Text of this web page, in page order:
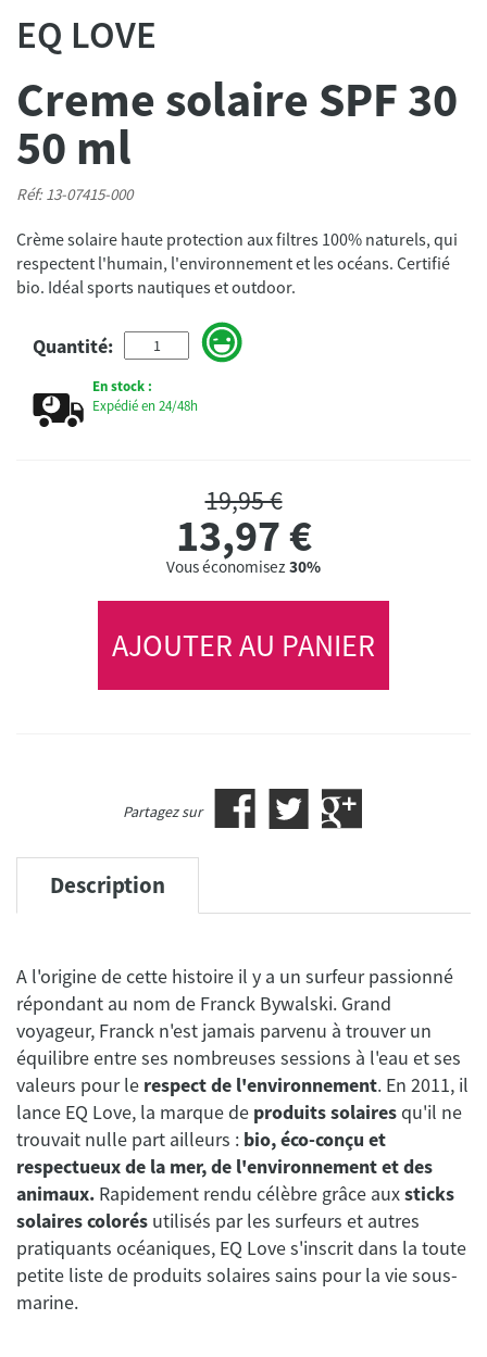
EQ LOVE
Creme solaire SPF 30
50 ml
Réf: 13-07415-000
Crème solaire haute protection aux filtres 100% naturels, qui
respectent l'humain, l'environnement et les océans. Certifié
bio. Idéal sports nautiques et outdoor.
Quantité:
En stock :
Expédié en 24/48h
19,95 €
13,97€
Vous économisez 30%
AJOUTER AU PANIER
Partagez sur
Description
A l'origine de cette histoire il y a un surfeur passionné
répondant au nom de Franck Bywalski. Grand
voyageur, Franck n'est jamais parvenu à trouver un
équilibre entre ses nombreuses sessions à l'eau et ses
valeurs pour le respect de l'environnement. En 2011, il
lance EQ Love, la marque de produits solairesqu'il ne
trouvait nulle part ailleurs : bio, éco-conçu et
respectueux de la mer, de l'environnement et des
animaux. Rapidement rendu célèbre grâce auxsticks
solaires colorés utilisés par les surfeurs et autres
pratiquants océaniques, EQ Love s'inscrit dans la toute
petite liste de produits solaires sains pour la vie sous-
marine.